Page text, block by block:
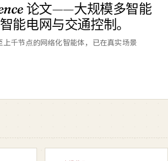
论文——大规模多智能
能电网与交通控制。
千节点的网络化智能体，已在真实场景